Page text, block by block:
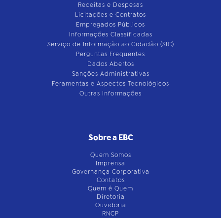
Receitas e Despesas
Licitações e Contratos
Empregados Públicos
Informações Classificadas
Serviço de Informação ao Cidadão (SIC)
Perguntas Frequentes
Dados Abertos
Sanções Administrativas
Feramentas e Aspectos Tecnológicos
Outras Informações
Sobre a EBC
Quem Somos
Imprensa
Governança Corporativa
Contatos
Quem é Quem
Diretoria
Ouvidoria
RNCP